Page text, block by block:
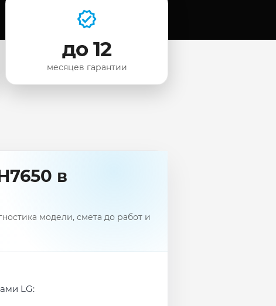
до 12
месяцев гарантии
в
модели, смета до работ и
LG: